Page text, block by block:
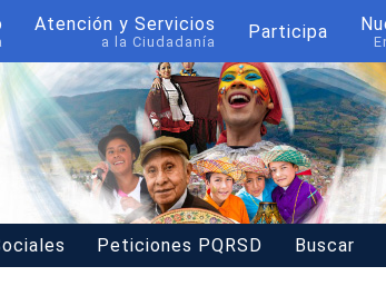
Atención y Servicios
a la Ciudadanía Participa
Peticiones PQRSD Buscar